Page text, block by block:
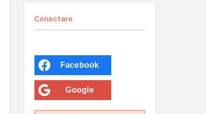
Conectare
Facebook
Google